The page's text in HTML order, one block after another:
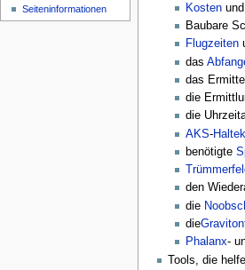
Kosten und
Baubare
Flugzeiten
das
das
die
die
AKS-
benötigte
den
die
die
Phalanx-
Tools, die
Seiteninformationen